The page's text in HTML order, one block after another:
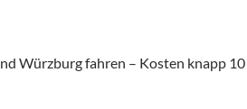
Würzburg fahren – Kosten knapp 10